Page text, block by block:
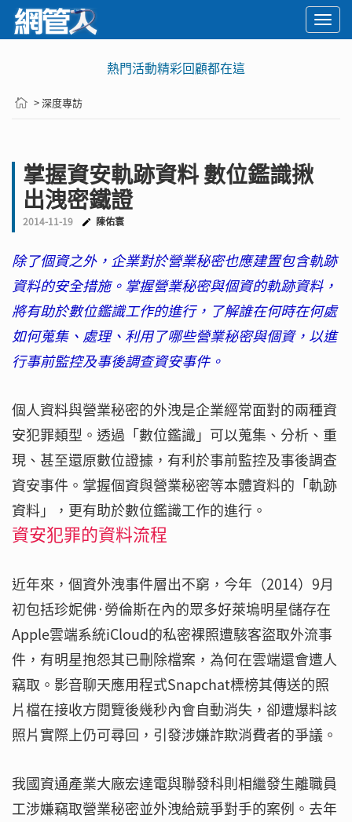
熱門活動精彩回顧都在這
> 深度專訪
掌握資安軌跡資料 數位鑑識揪
出洩密鐵證
2014-11-19 陳佑寰
除了個資之外，企業對於營業秘密也應建置包含軌跡
資料的安全措施。掌握營業秘密與個資的軌跡資料，
將有助於數位鑑識工作的進行，了解誰在何時在何處
如何蒐集、處理、利用了哪些營業秘密與個資，以進
行事前監控及事後調查資安事件。
個人資料與營業秘密的外洩是企業經常面對的兩種資
安犯罪類型。透過「數位鑑識」可以蒐集、分析、重
現、甚至還原數位證據，有利於事前監控及事後調查
資安事件。掌握個資與營業秘密等本體資料的「軌跡
資料」，更有助於數位鑑識工作的進行。
資安犯罪的資料流程
近年來，個資外洩事件層出不窮，今年（2014）9月
初包括珍妮佛·勞倫斯在內的眾多好萊塢明星儲存在
Apple雲端系統iCloud的私密裸照遭駭客盜取外流事
件，有明星抱怨其已刪除檔案，為何在雲端還會遭人
竊取。影音聊天應用程式Snapchat標榜其傳送的照
片檔在接收方閱覽後幾秒內會自動消失，卻遭爆料該
照片實際上仍可尋回，引發涉嫌詐欺消費者的爭議。
我國資通產業大廠宏達電與聯發科則相繼發生離職員
工涉嫌竊取營業秘密並外洩給競爭對手的案例。去年